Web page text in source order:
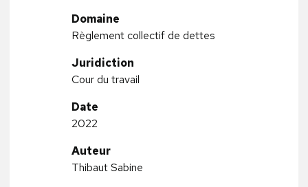
Domaine
Règlement collectif de dettes
Juridiction
Cour du travail
Date
2022
Auteur
Thibaut Sabine